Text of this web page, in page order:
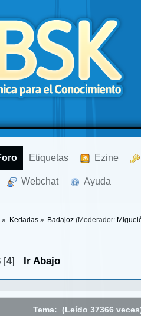
Etiquetas Ezine
Webchat Ayuda
» Kedadas» Badajoz (Moderador:
[4] Ir Abajo
Tema: (Leído 37366